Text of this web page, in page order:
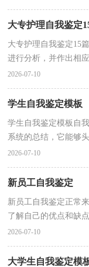
大专护理自我鉴定
大专护理自我鉴定15
进行分析，并作出相
我们好好写一份自我
2026-07-10
学生自我鉴定模板
学生自我鉴定模板自
系统的总结，它能够
写一份自我鉴定了。
2026-07-10
新员工自我鉴定
新员工自我鉴定正常
了解自己的优点和缺
懂得怎么写自我鉴定
2026-07-10
大学生自我鉴定模